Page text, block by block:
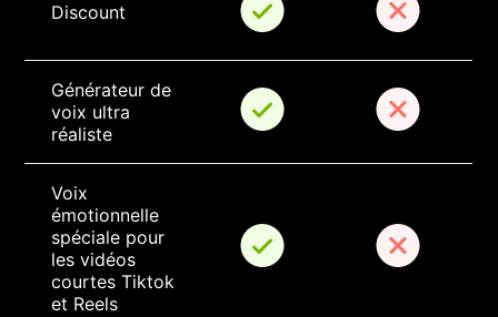
Discount
Générateur de
voix ultra
réaliste
Voix
émotionnelle
spéciale pour
les vidéos
courtes Tiktok
et Reels